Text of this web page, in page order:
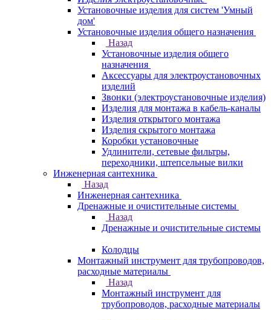
Установочные изделия для систем 'Умный
дом'
Установочные изделия общего назначения
Назад
Установочные изделия общего
назначения
Аксессуары для электроустановочных
изделий
Звонки (электроустановочные изделия)
Изделия для монтажа в кабель-каналы
Изделия открытого монтажа
Изделия скрытого монтажа
Коробки установочные
Удлинители, сетевые фильтры,
переходники, штепсельные вилки
Инженерная сантехника
Назад
Инженерная сантехника
Дренажные и очистительные системы
Назад
Дренажные и очистительные системы
Колодцы
Монтажный инструмент для трубопроводов,
расходные материалы
Назад
Монтажный инструмент для
трубопроводов, расходные материалы